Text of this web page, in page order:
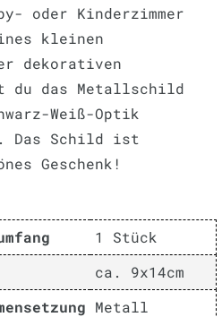
oder Kinderzimmer
kleinen
dekorativen
du das Metallschild
Weiß-Optik
Das Schild ist
Geschenk!
1 Stück
ca. 9x14cm
Metall